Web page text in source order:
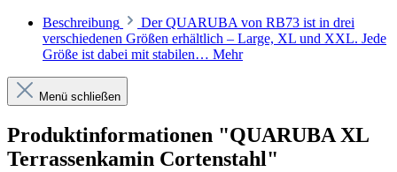
Beschreibung
Der QUARUBA von RB73 ist in drei
verschiedenen Größen erhältlich – Large, XL und XXL. Jede
Größe ist dabei mit stabilen… Mehr
Menü schließen
Produktinformationen "QUARUBA XL
Terrassenkamin Cortenstahl"